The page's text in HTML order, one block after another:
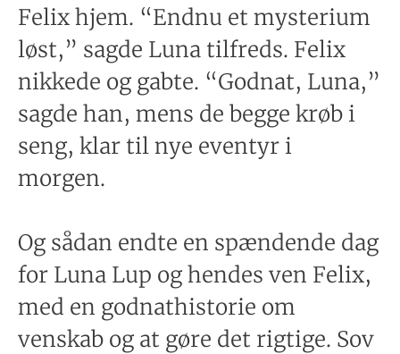
Felix hjem. “Endnu et mysterium
løst,” sagde Luna tilfreds. Felix
nikkede og gabte. “Godnat, Luna,”
sagde han, mens de begge krøb i
seng, klar til nye eventyr i
morgen.
Og sådan endte en spændende dag
for Luna Lup og hendes ven Felix,
med en godnathistorie om
venskab og at gøre det rigtige. Sov